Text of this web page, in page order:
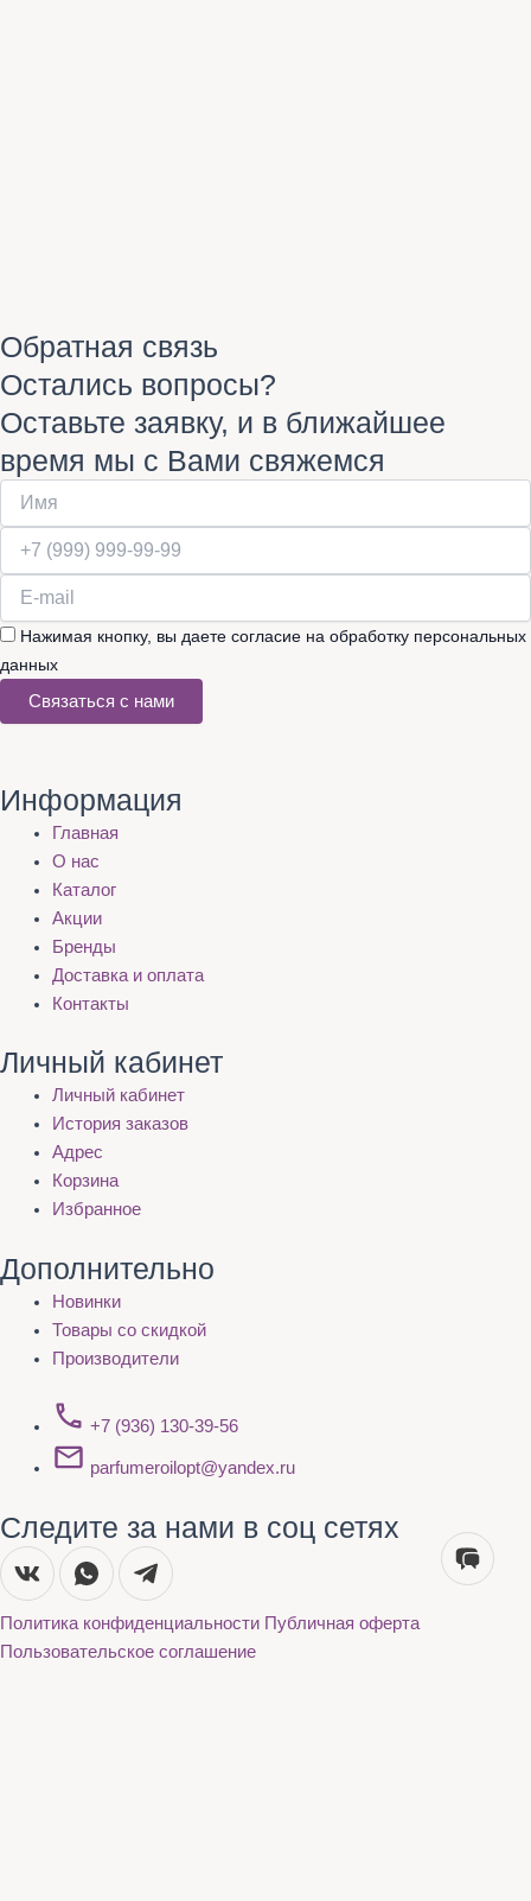
Обратная связь
Остались вопросы?
Оставьте заявку, и в ближайшее
время мы с Вами свяжемся
Нажимая кнопку, вы даете согласие на обработку персональных
данных
Связаться с нами
Информация
Главная
О нас
Каталог
Акции
Бренды
Доставка и оплата
Контакты
Личный кабинет
Личный кабинет
История заказов
Адрес
Корзина
Избранное
Дополнительно
Новинки
Товары со скидкой
Производители
+7 (936) 130-39-56
parfumeroilopt@yandex.ru
Следите за нами в соц сетях
Политика конфиденциальности Публичная оферта
Пользовательское соглашение